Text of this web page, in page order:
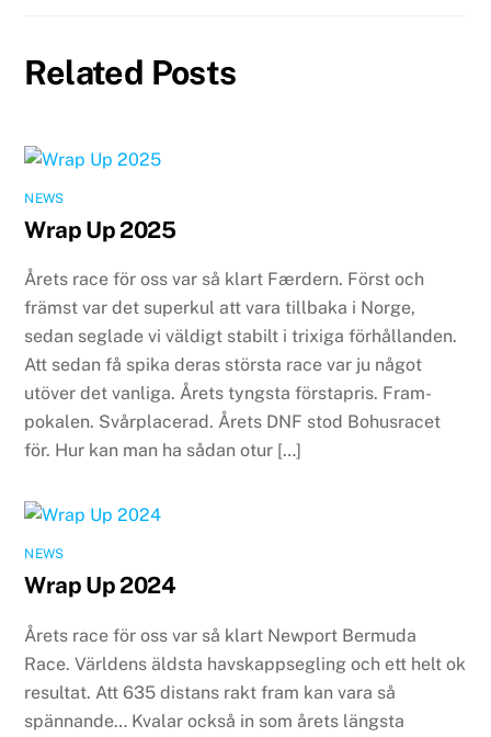
Related Posts
NEWS
Wrap Up 2025
Årets race för oss var så klart Færdern. Först och
främst var det superkul att vara tillbaka i Norge,
sedan seglade vi väldigt stabilt i trixiga förhållanden.
Att sedan få spika deras största race var ju något
utöver det vanliga. Årets tyngsta förstapris. Fram-
pokalen. Svårplacerad. Årets DNF stod Bohusracet
för. Hur kan man ha sådan otur […]
NEWS
Wrap Up 2024
Årets race för oss var så klart Newport Bermuda
Race. Världens äldsta havskappsegling och ett helt ok
resultat. Att 635 distans rakt fram kan vara så
spännande… Kvalar också in som årets längsta